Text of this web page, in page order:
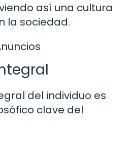
así una cultura
la sociedad.
del individuo es
clave del